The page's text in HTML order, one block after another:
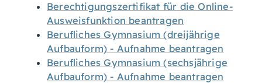
Berechtigungszertifikat für die Online-
Ausweisfunktion beantragen
Berufliches Gymnasium (dreijährige
Aufbauform) - Aufnahme beantragen
Berufliches Gymnasium (sechsjährige
Aufbauform) - Aufnahme beantragen